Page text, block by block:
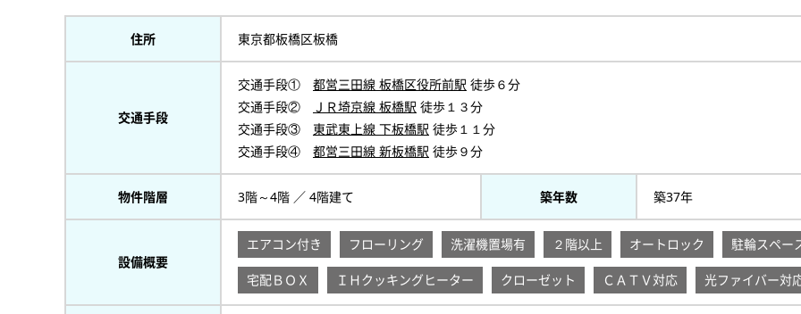
住所 東京都板橋区板橋
交通手段
交通手段① 都営三田線 板橋区役所前駅 徒歩６分
交通手段②
ＪＲ埼京線 板橋駅 徒歩１３分
交通手段③ 東武東上線 下板橋駅 徒歩１１分
交通手段④ 都営三田線 新板橋駅 徒歩９分
物件階層 3階～4階 ／ 4階建て 築年数 築37年
設備概要
エアコン付き フローリング 洗濯機置場有 ２階以上 オートロック 駐輪スペー
宅配ＢＯＸ ＩＨクッキングヒーター クローゼット ＣＡＴＶ対応 光ファイバー対